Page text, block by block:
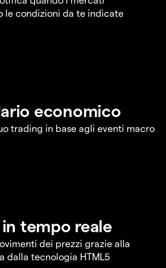
le condizioni da te indicate
economico
trading in base agli eventi macro
tempo reale
dei prezzi grazie alla
dalla tecnologia HTML5